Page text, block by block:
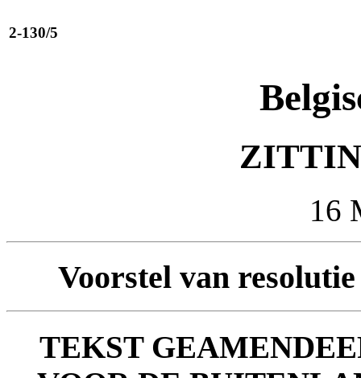
2-130/5
16
Voorstel van
TEKST